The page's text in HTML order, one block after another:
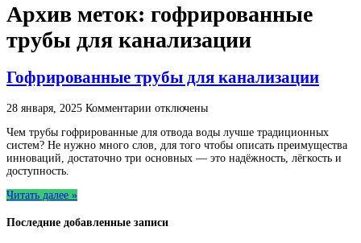
Архив меток: гофрированные
трубы для канализации
Гофрированные трубы для канализации
28 января, 2025 Комментарии к
Гофрированные
трубы
для
отключены
Чем трубы гофрированные для отвода воды лучше традиционных
систем? Не нужно много слов, для того чтобы описать преимущества
инноваций, достаточно три основных — это надёжность, лёгкость и
доступность.
Читать далее »
Последние добавленные записи